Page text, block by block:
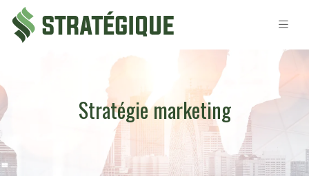
Stratégie marketing